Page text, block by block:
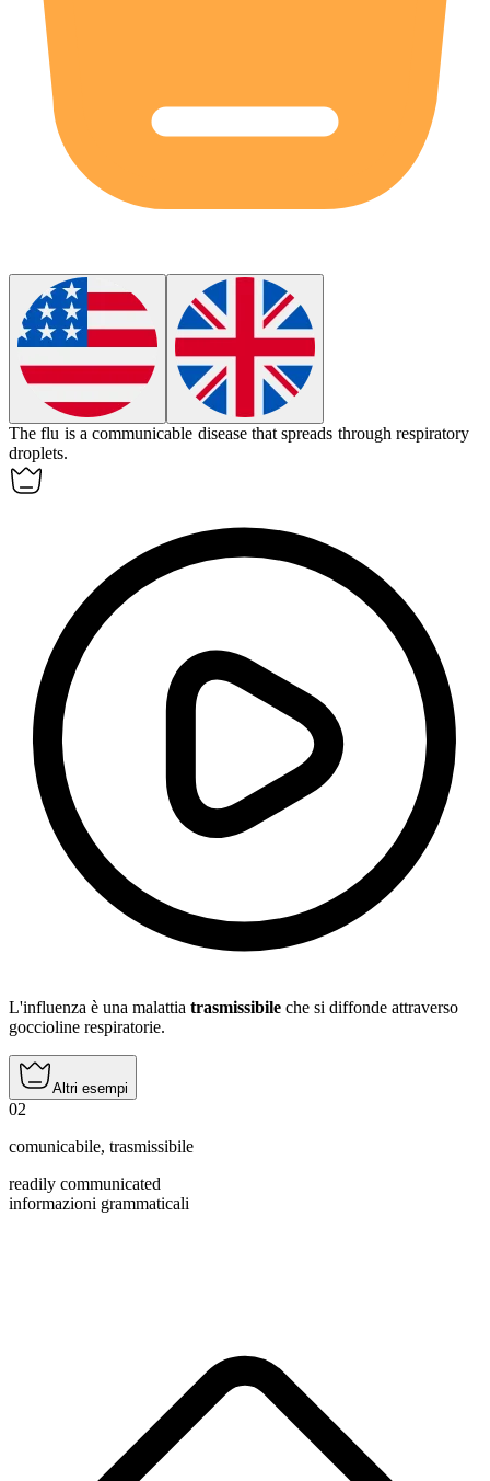
The flu is a communicable disease that spreads through respiratory
droplets.
L'influenza è una malattia trasmissibile che si diffonde attraverso
goccioline respiratorie.
Altri esempi
02
comunicabile, trasmissibile
readily communicated
informazioni grammaticali